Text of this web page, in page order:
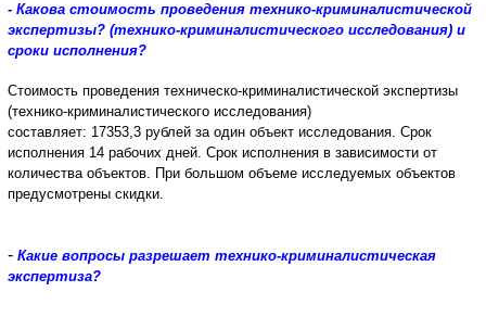
- Какова стоимость проведения технико-криминалистической
экспертизы? (технико-криминалистического исследования) и
сроки исполнения?
Стоимость проведения техническо-криминалистической экспертизы
(технико-криминалистического исследования)
составляет: 17353,3 рублей за один объект исследования. Срок
исполнения 14 рабочих дней. Срок исполнения в зависимости от
количества объектов. При большом объеме исследуемых объектов
предусмотрены скидки.
- Какие вопросы разрешает технико-криминалистическая
экспертиза?